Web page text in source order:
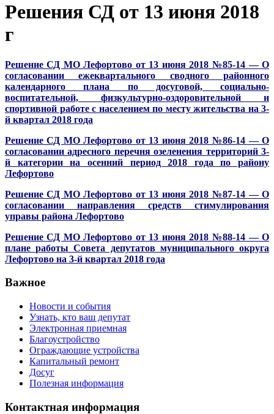
Решения СД от 13 июня 2018
г
Решение СД МО Лефортово от 13 июня 2018 №85-14 — О
согласовании ежеквартального сводного районного
календарного плана по досуговой, социально-
воспитательной, физкультурно-оздоровительной и
спортивной работе с населением по месту жительства на 3-
й квартал 2018 года
Решение СД МО Лефортово от 13 июня 2018 №86-14 — О
согласовании адресного перечня озеленения территорий 3-
й категории на осенний период 2018 года по району
Лефортово
Решение СД МО Лефортово от 13 июня 2018 №87-14 — О
согласовании направления средств стимулирования
управы района Лефортово
Решение СД МО Лефортово от 13 июня 2018 №88-14 — О
плане работы Совета депутатов муниципального округа
Лефортово на 3-й квартал 2018 года
Важное
Новости и события
Узнать, кто ваш депутат
Электронная приемная
Благоустройство
Ограждающие устройства
Капитальный ремонт
Досуг
Полезная информация
Контактная информация